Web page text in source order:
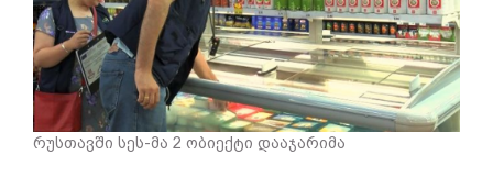
რუსთავში სეს-მა 2 ობიექტი დააჯარიმა